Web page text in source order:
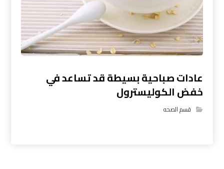
عادات صباحية بسيطة قد تساعد في
خفض الكوليسترول
قسم الصحه